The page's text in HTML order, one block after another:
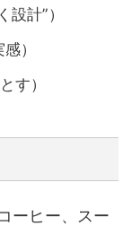
計”）
）
す）
ーヒー、スー